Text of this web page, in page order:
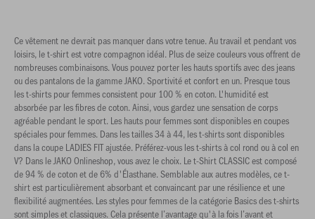
Ce vêtement ne devrait pas manquer dans votre tenue. Au travail et pendant vos
loisirs, le t-shirt est votre compagnon idéal. Plus de seize couleurs vous offrent de
nombreuses combinaisons. Vous pouvez porter les hauts sportifs avec des jeans
ou des pantalons de la gamme JAKO. Sportivité et confort en un. Presque tous
les t-shirts pour femmes consistent pour 100 % en coton. L'humidité est
absorbée par les fibres de coton. Ainsi, vous gardez une sensation de corps
agréable pendant le sport. Les hauts pour femmes sont disponibles en coupes
spéciales pour femmes. Dans les tailles 34 à 44, les t-shirts sont disponibles
dans la coupe LADIES FIT ajustée. Préférez-vous les t-shirts à col rond ou à col en
V? Dans le JAKO Onlineshop, vous avez le choix. Le t-Shirt CLASSIC est composé
de 94 % de coton et de 6% d'Élasthane. Semblable aux autres modèles, ce t-
shirt est particulièrement absorbant et convaincant par une résilience et une
flexibilité augmentées. Les styles pour femmes de la catégorie Basics des t-shirts
sont simples et classiques. Cela présente l’avantage qu'à la fois l’avant et